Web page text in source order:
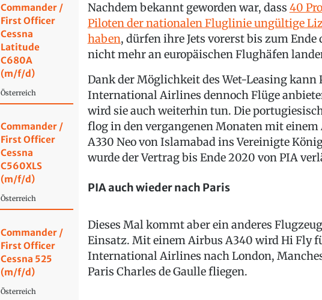
Commander /
First Officer
Cessna
Latitude
C680A
(m/f/d)
Österreich
Commander /
First Officer
Cessna
C560XLS
(m/f/d)
Österreich
Commander /
First Officer
Cessna 525
(m/f/d)
Österreich
Nachdem bekannt geworden war, dass 40
Piloten der nationalen Fluglinie ungültige
haben, dürfen ihre Jets vorerst bis zum Ende
nicht mehr an europäischen Flughäfen
Dank der Möglichkeit des Wet-Leasing kann
International Airlines dennoch Flüge
wird sie auch weiterhin tun. Die
flog in den vergangenen Monaten mit einem
A330 Neo von Islamabad ins Vereinigte
wurde der Vertrag bis Ende 2020 von PIA
PIA auch wieder nach Paris
Dieses Mal kommt aber ein anderes
Einsatz. Mit einem Airbus A340 wird Hi Fly
International Airlines nach London,
Paris Charles de Gaulle fliegen.